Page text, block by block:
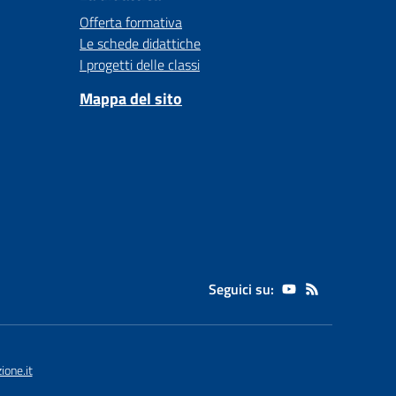
Offerta formativa
Le schede didattiche
I progetti delle classi
Mappa del sito
Seguici su: